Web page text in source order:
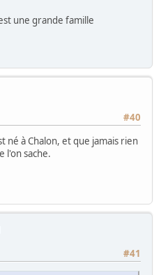
une grande famille
#40
né à Chalon, et que jamais rien
l'on sache.
#41